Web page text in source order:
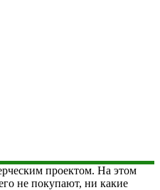
проектом. На этом
не покупают, ни какие